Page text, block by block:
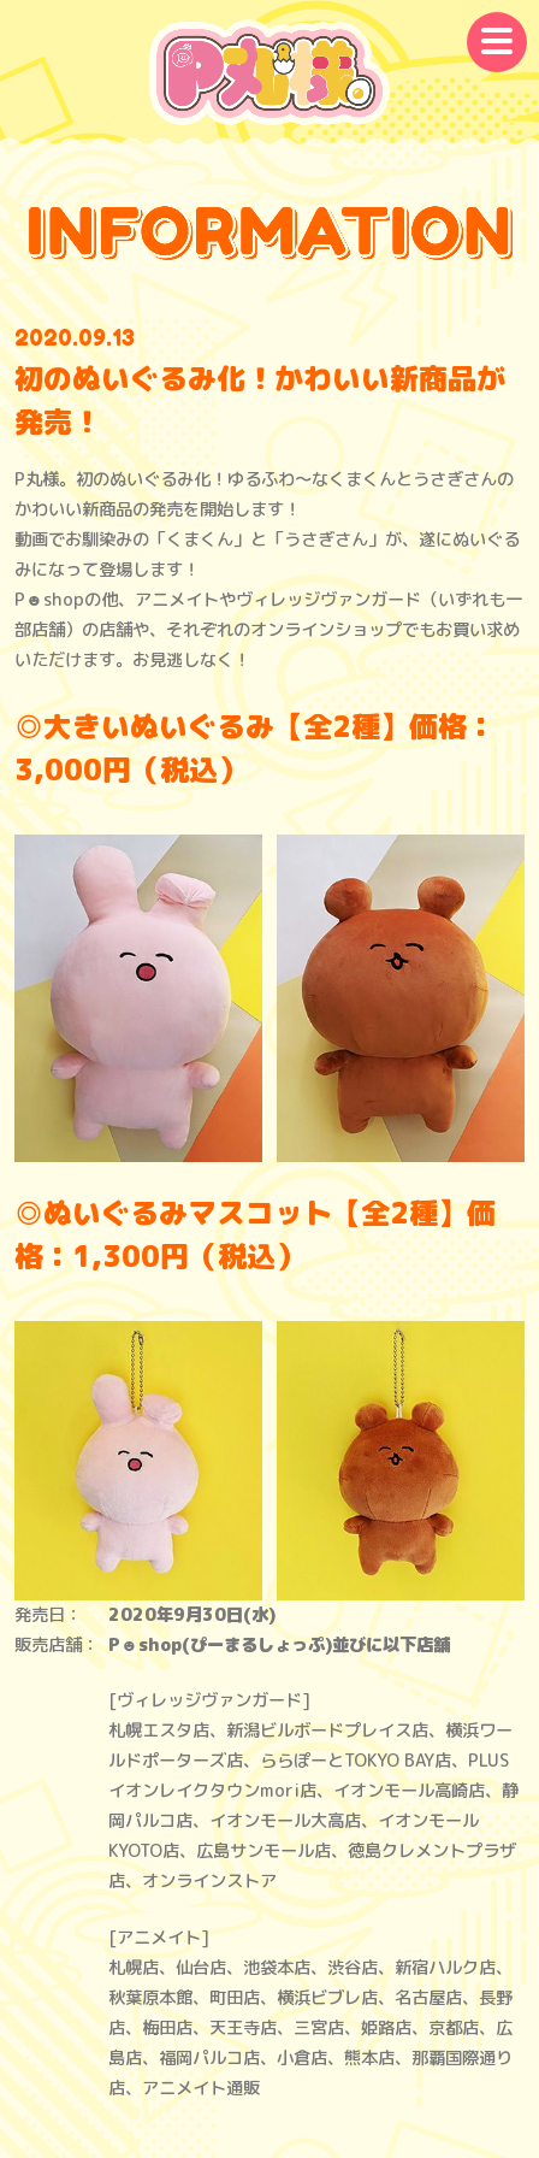
メ
ニ
ュ
ー
2020.09.13
初のぬいぐるみ化！かわいい新商品が
発売！
P丸様。初のぬいぐるみ化！ゆるふわ～なくまくんとうさぎさんの
かわいい新商品の発売を開始します！
動画でお馴染みの「くまくん」と「うさぎさん」が、遂にぬいぐる
みになって登場します！
P☻shopの他、アニメイトやヴィレッジヴァンガード（いずれも一
部店舗）の店舗や、それぞれのオンラインショップでもお買い求め
いただけます。お見逃しなく！
◎大きいぬいぐるみ【全2種】価格：
3,000円（税込）
◎ぬいぐるみマスコット【全2種】価
格：1,300円（税込）
発売日：
2020年9月30日(水)
販売店舗： P☻shop(ぴーまるしょっぷ)並びに以下店舗
[ヴィレッジヴァンガード]
札幌エスタ店、新潟ビルボードプレイス店、横浜ワー
ルドポーターズ店、ららぽーとTOKYO BAY店、PLUS
イオンレイクタウンmori店、イオンモール高崎店、静
岡パルコ店、イオンモール大高店、イオンモール
KYOTO店、広島サンモール店、徳島クレメントプラザ
店、オンラインストア
[アニメイト]
札幌店、仙台店、池袋本店、渋谷店、新宿ハルク店、
秋葉原本館、町田店、横浜ビブレ店、名古屋店、長野
店、梅田店、天王寺店、三宮店、姫路店、京都店、広
島店、福岡パルコ店、小倉店、熊本店、那覇国際通り
店、アニメイト通販